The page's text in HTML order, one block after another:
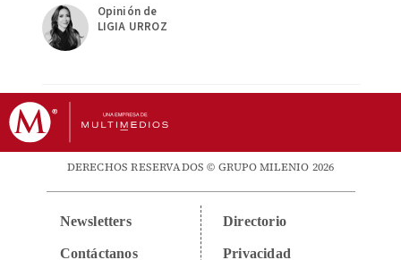
LIGIA URROZ
DERECHOS RESERVADOS © GRUPO MILENIO 2026
Newsletters
Contáctanos
Directorio
Privacidad